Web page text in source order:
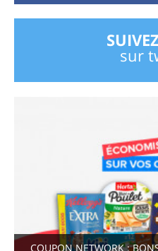
sur
COUPON NETWORK :